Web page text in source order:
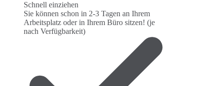
Schnell einziehen
Sie können schon in 2-3 Tagen an Ihrem
Arbeitsplatz oder in Ihrem Büro sitzen! (je
nach Verfügbarkeit)